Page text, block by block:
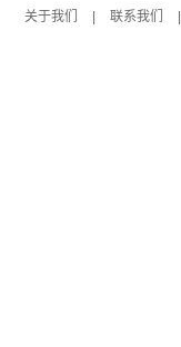
关于我们
联系我们